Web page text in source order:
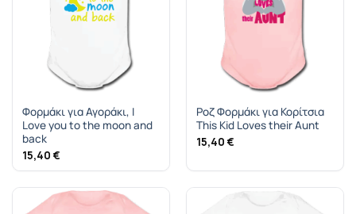
Φορμάκι για Αγοράκι, I
Love you to the moon and
back
15,40 €
Ροζ Φορμάκι για Κορίτσια
This Kid Loves their Aunt
15,40 €